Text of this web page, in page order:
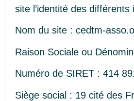
site l’identité des
Nom du site : cedtm-
Raison Sociale ou
Numéro de SIRET : 414
Siège social : 19 cité des